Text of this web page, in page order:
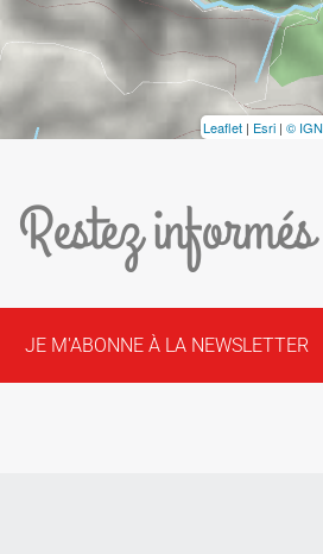
Leaflet | Esri | © IGN
Restez informés
JE M'ABONNE À LA NEWSLETTER